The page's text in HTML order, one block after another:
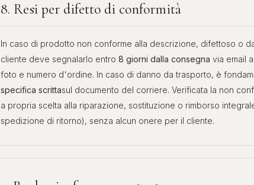
8. Resi per difetto di conformità
In caso di prodotto non conforme alla descrizione, difettoso o
cliente deve segnalarlo entro 8 giorni dalla consegna via email a
foto e numero d'ordine. In caso di danno da trasporto, è
specifica scrittasul documento del corriere. Verificata la non
a propria scelta alla riparazione, sostituzione o rimborso
spedizione di ritorno), senza alcun onere per il cliente.